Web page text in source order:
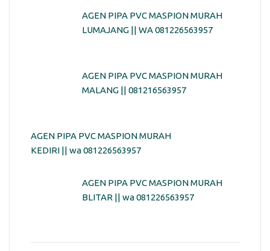
AGEN PIPA PVC MASPION MURAH
LUMAJANG || WA 081226563957
AGEN PIPA PVC MASPION MURAH
MALANG || 081216563957
AGEN PIPA PVC MASPION MURAH
KEDIRI || wa 081226563957
AGEN PIPA PVC MASPION MURAH
BLITAR || wa 081226563957